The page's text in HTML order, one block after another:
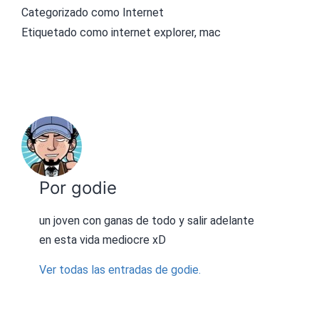
Categorizado como Internet
Etiquetado como internet explorer, mac
Por godie
un joven con ganas de todo y salir adelante
en esta vida mediocre xD
Ver todas las entradas de godie.